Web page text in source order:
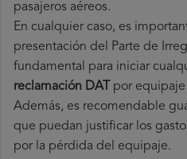
pasajeros aéreos.
En cualquier caso, es
presentación del Parte de
fundamental para iniciar
reclamación DAT por
Además, es recomendable
que puedan justificar los
por la pérdida del equipaje.